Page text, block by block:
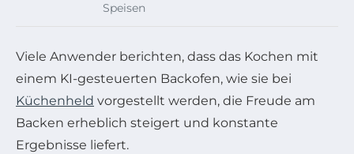
Speisen
Viele Anwender berichten, dass das Kochen mit
einem KI-gesteuerten Backofen, wie sie bei
Küchenheld vorgestellt werden, die Freude am
Backen erheblich steigert und konstante
Ergebnisse liefert.